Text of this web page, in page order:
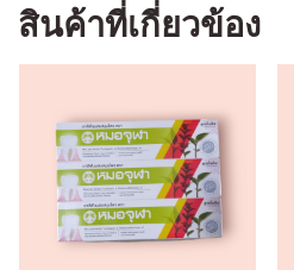
สินค้าที่เกี่ยวข้อง